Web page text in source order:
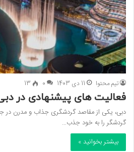
تیم محتوا 11 دی 1403 0
13
فعالیت های پیشنهادی در
دبی، یکی از مقاصد گردشگری جذاب و مدرن در
گردشگر را به خود جذب…
بیشتر بخوانید »